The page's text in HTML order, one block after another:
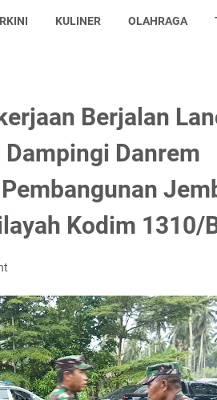
KULINER OLAHRAGA
Berjalan
Danrem
Kodim 1310/